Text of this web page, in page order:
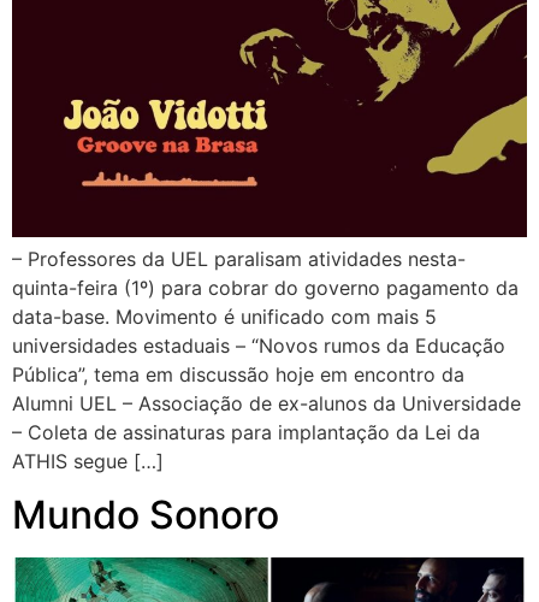
– Professores da UEL paralisam atividades nesta-
quinta-feira (1º) para cobrar do governo pagamento da
data-base. Movimento é unificado com mais 5
universidades estaduais – “Novos rumos da Educação
Pública”, tema em discussão hoje em encontro da
Alumni UEL – Associação de ex-alunos da Universidade
– Coleta de assinaturas para implantação da Lei da
ATHIS segue […]
Mundo Sonoro